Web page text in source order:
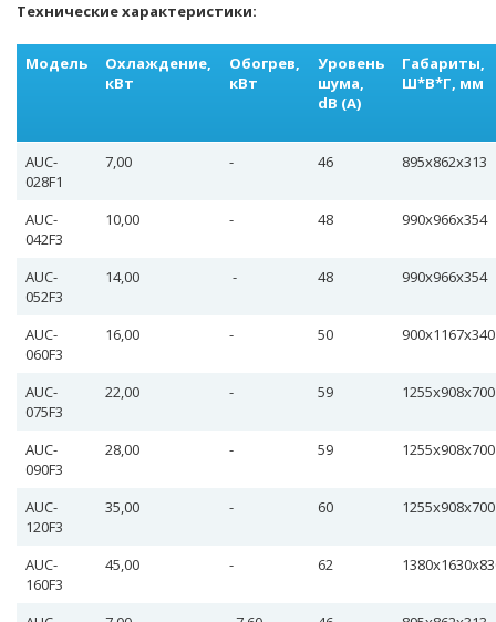
Технические характеристики:
Модель
Охлаждение,
кВт
Обогрев,
кВт
Уровень
шума,
dB (A)
Габариты,
Ш*В*Г, мм
AUC-
028F1
7,00 - 46 895х862х313
AUC-
042F3
10,00 - 48 990х966х354
AUC-
052F3
14,00 - 48 990х966х354
AUC-
060F3
16,00 - 50 900х1167х340
AUC-
075F3
22,00 - 59 1255х908х700
AUC-
090F3
28,00 - 59 1255х908х700
AUC-
120F3
35,00 - 60 1255х908х700
AUC-
160F3
45,00 - 62